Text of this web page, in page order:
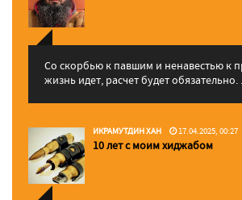
Со скорбью к павшим и ненавестью к
жизнь идет, расчет будет обязательно.
ИКРАМУТДИН ХАН 17.04.2025, 00:27
10 лет с моим хиджабом